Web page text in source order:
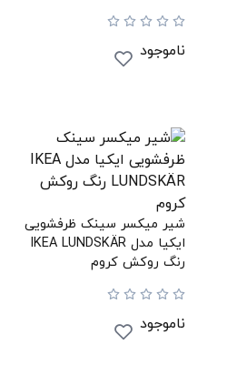
ناموجود
شیر میکسر سینک ظرفشویی
ایکیا مدل IKEA LUNDSKÄR
رنگ روکش کروم
ناموجود